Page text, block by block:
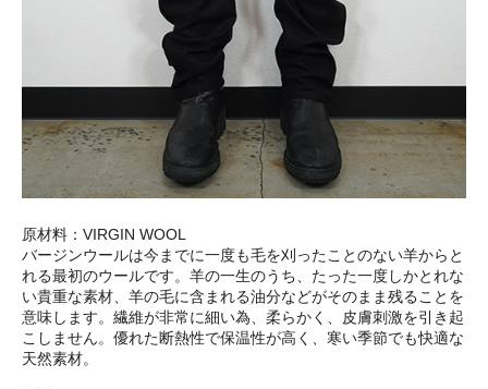
原材料：VIRGIN WOOL
バージンウールは今までに一度も毛を刈ったことのない羊からと
れる最初のウールです。羊の一生のうち、たった一度しかとれな
い貴重な素材、羊の毛に含まれる油分などがそのまま残ることを
意味します。繊維が非常に細い為、柔らかく、皮膚刺激を引き起
こしません。優れた断熱性で保温性が高く、寒い季節でも快適な
天然素材。